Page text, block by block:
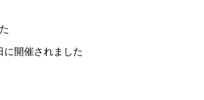
に開催されました